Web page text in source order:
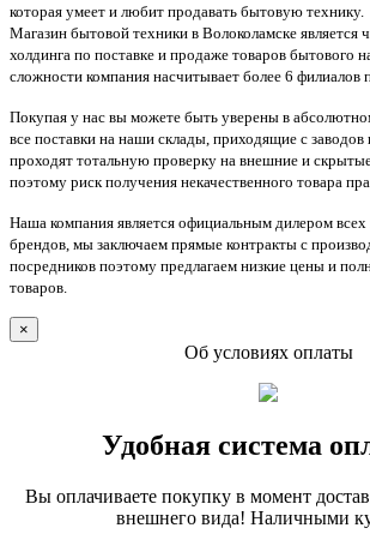
которая умеет и любит продавать бытовую технику.
Магазин бытовой техники в Волоколамске является
холдинга по поставке и продаже товаров бытового
сложности компания насчитывает более 6 филиалов
Покупая у нас вы можете быть уверены в
все поставки на наши склады, приходящие с заводов
проходят тотальную проверку на внешние и
поэтому риск получения некачественного товара
Наша компания является официальным дилером всех
брендов, мы заключаем прямые контракты с
посредников поэтому предлагаем низкие цены и
товаров.
×
Об условиях оплаты
Удобная система
Вы оплачиваете покупку в момент
внешнего вида! Наличными